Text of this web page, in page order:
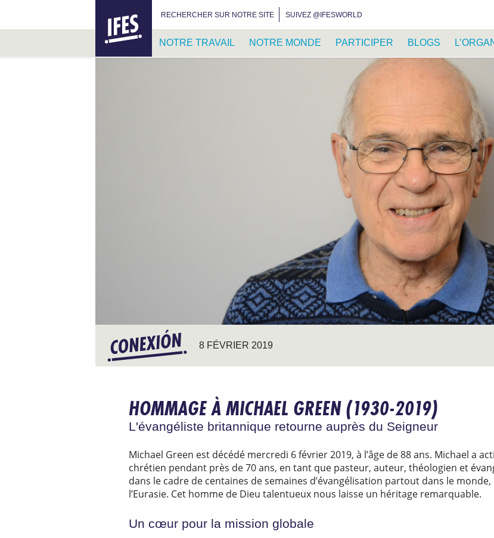
RECHERCHER SUR NOTRE SITE SUIVEZ @IFESWORLD
INTERNATIONAL
FELLOWSHIP
OF
EVANGELICAL
NOTRE TRAVAIL NOTRE MONDE PARTICIPER BLOGS
8 FÉVRIER 2019
HOMMAGE À MICHAEL GREEN (1930-2019)
L'évangéliste britannique retourne auprès du Seigneur
Michael Green est décédé mercredi 6 février 2019, à l’âge de 88 ans. Michael a
chrétien pendant près de 70 ans, en tant que pasteur, auteur, théologien et
dans le cadre de centaines de semaines d’évangélisation partout dans le
l’Eurasie. Cet homme de Dieu talentueux nous laisse un héritage remarquable.
Un cœur pour la mission globale